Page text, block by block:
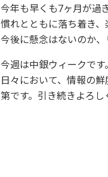
今年も早くも7ヶ月が過
慣れとともに落ち着き
今後に懸念はないのか、
今週は中銀ウィークで
日々において、情報の
第です。引き続きよろし